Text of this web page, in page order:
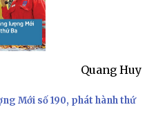
Quang Huy
Mới số 190, phát hành thứ